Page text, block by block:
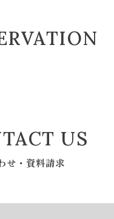
US
せ・資料請求